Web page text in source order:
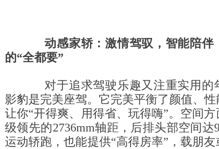
动感家轿：激情驾驭，智能陪伴
的“全都要”
对于追求驾驶乐趣又注重实用的
影豹是完美座驾。它完美平衡了颜值、
让你“开得爽、用得省、玩得嗨”。空间
级领先的2736mm轴距，后排头部空间达
运动轿跑，也能提供“高得房率”，载朋